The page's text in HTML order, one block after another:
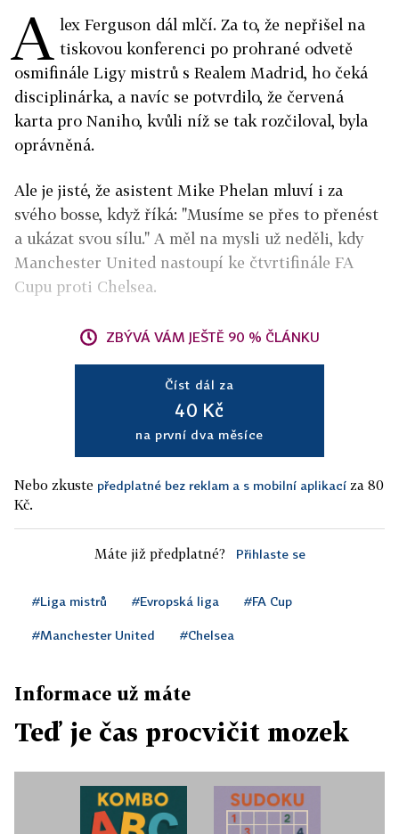
A lex Ferguson dál mlčí. Za to, že nepřišel na
tiskovou konferenci po prohrané odvetě
osmifinále Ligy mistrů s Realem Madrid, ho čeká
disciplinárka, a navíc se potvrdilo, že červená
karta pro Naniho, kvůli níž se tak rozčiloval, byla
oprávněná.
Ale je jisté, že asistent Mike Phelan mluví i za
svého bosse, když říká: "Musíme se přes to přenést
a ukázat svou sílu." A měl na mysli už neděli, kdy
Manchester United nastoupí ke čtvrtifinále FA
Cupu proti Chelsea.
ZBÝVÁ VÁM JEŠTĚ 90 % ČLÁNKU
Číst dál za
40 Kč
na první dva měsíce
Nebo zkuste předplatné bez reklam a s mobilní aplikací za 80
Kč.
Máte již předplatné? Přihlaste se
#Liga mistrů #Evropská liga #FA Cup
#Manchester United #Chelsea
Informace už máte
Teď je čas procvičit mozek